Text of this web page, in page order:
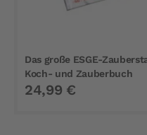
Das große ESGE-
Koch- und Zauberbuch
24,99 €